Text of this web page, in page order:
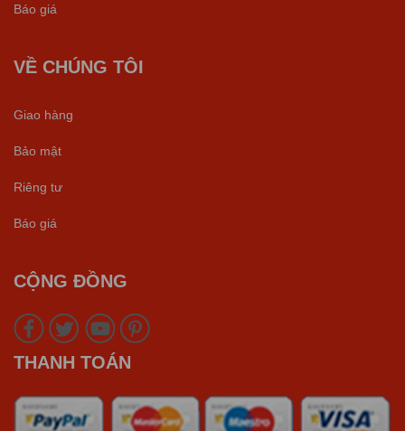
Báo giá
VỀ CHÚNG TÔI
Giao hàng
Bảo mật
Riêng tư
Báo giá
CỘNG ĐỒNG
THANH TOÁN